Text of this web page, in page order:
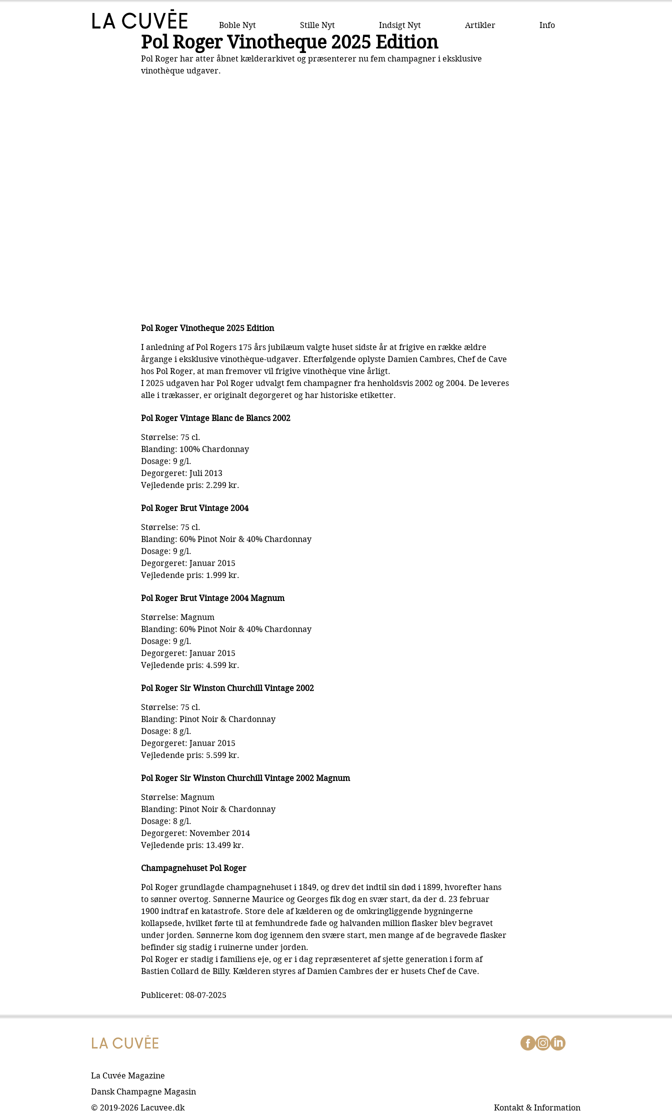
Boble Nyt Stille Nyt Indsigt Nyt Artikler Info
Pol Roger Vinotheque 2025 Edition
Pol Roger har atter åbnet kælderarkivet og præsenterer nu fem champagner i eksklusive
vinothèque udgaver.
Pol Roger Vinotheque 2025 Edition
I anledning af Pol Rogers 175 års jubilæum valgte huset sidste år at frigive en række ældre
årgange i eksklusive vinothèque-udgaver. Efterfølgende oplyste Damien Cambres, Chef de Cave
hos Pol Roger, at man fremover vil frigive vinothèque vine årligt.
I 2025 udgaven har Pol Roger udvalgt fem champagner fra henholdsvis 2002 og 2004. De leveres
alle i trækasser, er originalt degorgeret og har historiske etiketter.
Pol Roger Vintage Blanc de Blancs 2002
Størrelse: 75 cl.
Blanding: 100% Chardonnay
Dosage: 9 g/l.
Degorgeret: Juli 2013
Vejledende pris: 2.299 kr.
Pol Roger Brut Vintage 2004
Størrelse: 75 cl.
Blanding: 60% Pinot Noir & 40% Chardonnay
Dosage: 9 g/l.
Degorgeret: Januar 2015
Vejledende pris: 1.999 kr.
Pol Roger Brut Vintage 2004 Magnum
Størrelse: Magnum
Blanding: 60% Pinot Noir & 40% Chardonnay
Dosage: 9 g/l.
Degorgeret: Januar 2015
Vejledende pris: 4.599 kr.
Pol Roger Sir Winston Churchill Vintage 2002
Størrelse: 75 cl.
Blanding: Pinot Noir & Chardonnay
Dosage: 8 g/l.
Degorgeret: Januar 2015
Vejledende pris: 5.599 kr.
Pol Roger Sir Winston Churchill Vintage 2002 Magnum
Størrelse: Magnum
Blanding: Pinot Noir & Chardonnay
Dosage: 8 g/l.
Degorgeret: November 2014
Vejledende pris: 13.499 kr.
Champagnehuset Pol Roger
Pol Roger grundlagde champagnehuset i 1849, og drev det indtil sin død i 1899, hvorefter hans
to sønner overtog. Sønnerne Maurice og Georges fik dog en svær start, da der d. 23 februar
1900 indtraf en katastrofe. Store dele af kælderen og de omkringliggende bygningerne
kollapsede, hvilket førte til at femhundrede fade og halvanden million flasker blev begravet
under jorden. Sønnerne kom dog igennem den svære start, men mange af de begravede flasker
befinder sig stadig i ruinerne under jorden.
Pol Roger er stadig i familiens eje, og er i dag repræsenteret af sjette generation i form af
Bastien Collard de Billy. Kælderen styres af Damien Cambres der er husets Chef de Cave.
Publiceret: 08-07-2025
La Cuvée Magazine
Dansk Champagne Magasin
© 2019-2026 Lacuvee.dk
Kontakt & Information